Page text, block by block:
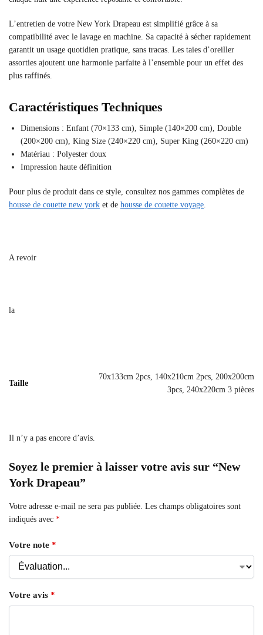
L’entretien de votre New York Drapeau est simplifié grâce à sa
compatibilité avec le lavage en machine. Sa capacité à sécher rapidement
garantit un usage quotidien pratique, sans tracas. Les taies d’oreiller
assorties ajoutent une harmonie parfaite à l’ensemble pour un effet des
plus raffinés.
Caractéristiques Techniques
Dimensions : Enfant (70×133 cm), Simple (140×200 cm), Double
(200×200 cm), King Size (240×220 cm), Super King (260×220 cm)
Matériau : Polyester doux
Impression haute définition
Pour plus de produit dans ce style, consultez nos gammes complètes de
housse de couette new york et de housse de couette voyage.
A revoir
la
Taille
70x133cm 2pcs, 140x210cm 2pcs, 200x200cm
3pcs, 240x220cm 3 pièces
Il n’y a pas encore d’avis.
Soyez le premier à laisser votre avis sur “New
York Drapeau”
Votre adresse e-mail ne sera pas publiée. Les champs obligatoires sont
indiqués avec *
Votre note *
Votre avis *